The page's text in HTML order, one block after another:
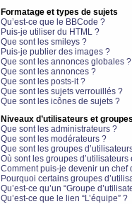
Formatage et types de sujets
Qu’est-ce que le BBCode ?
Puis-je utiliser du HTML ?
Que sont les smileys ?
Puis-je publier des images ?
Que sont les annonces globales ?
Que sont les annonces ?
Que sont les posts-it ?
Que sont les sujets verrouillés ?
Que sont les icônes de sujets ?
Niveaux d’utilisateurs et
Que sont les administrateurs ?
Que sont les modérateurs ?
Que sont les groupes
Où sont les groupes
Comment puis-je devenir un chef
Pourquoi certains groupes
Qu’est-ce qu’un “Groupe
Qu’est-ce que le lien “L’équipe” ?